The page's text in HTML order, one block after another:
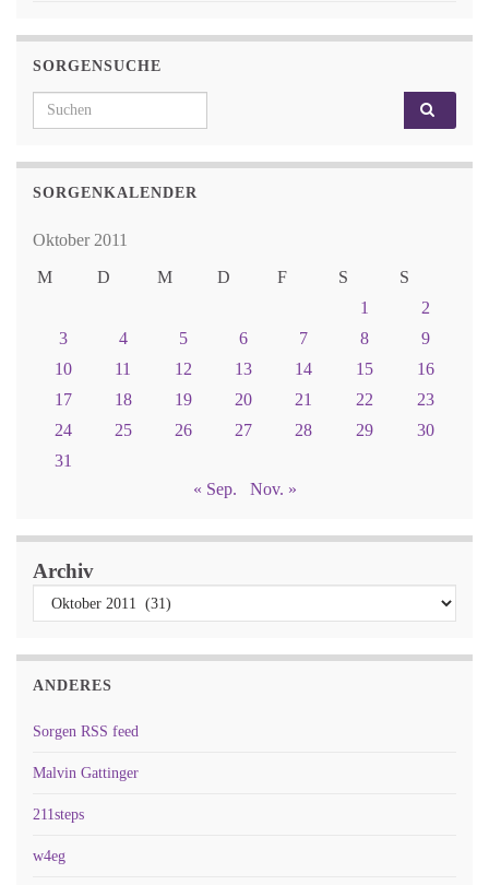
SORGENSUCHE
Search for:
SORGENKALENDER
Oktober 2011
M
D M D F S
S
1
2
3
4 5 6 7 8
9
10
11 12 13 14 15
16
17
18 19 20 21 22
23
24
25 26 27 28 29
30
31
« Sep.
Nov. »
Archiv
ANDERES
Sorgen RSS feed
Malvin Gattinger
211steps
w4eg